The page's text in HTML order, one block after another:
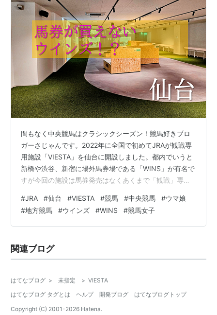
間もなく中央競馬はクラシックシーズン！競馬好きブロ
ガーさじゃんです。2022年に全国で初めてJRAが観戦専
用施設「VIESTA」を仙台に開設しました。都内でいうと
新橋や渋谷、新宿に場外馬券場である「WINS」が有名で
すが今回の施設は馬券発売はなくあくまで「観戦」専用
新施設「VIESTA（ヴィエスタ）」とは…競馬がお好きな
方も経験したことがない方も大歓迎！ 大迫力の大型スク
リーンと、歓声を間近に感じる高性能スピーカーで、リ
ンした、全国初の施設です。土日は迫力のあるレース
を、平日は牧場で…
#JRA #仙台 #VIESTA #競馬 #中央競馬 #ウマ娘
#地方競馬 #ウインズ #WINS #競馬女子
関連ブログ
はてなブログ > 未指定 > VIESTA
はてなブログ タグとは
ヘルプ 開発ブログ
はてなブログトップ
Copyright (C) 2001-2026 Hatena.